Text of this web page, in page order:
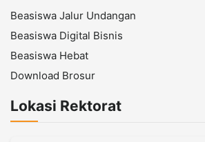
Beasiswa Jalur Undangan
Beasiswa Digital Bisnis
Beasiswa Hebat
Download Brosur
Lokasi Rektorat